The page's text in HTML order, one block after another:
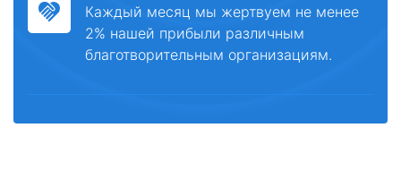
Каждый месяц мы жертвуем не менее
2% нашей прибыли различным
благотворительным организациям.